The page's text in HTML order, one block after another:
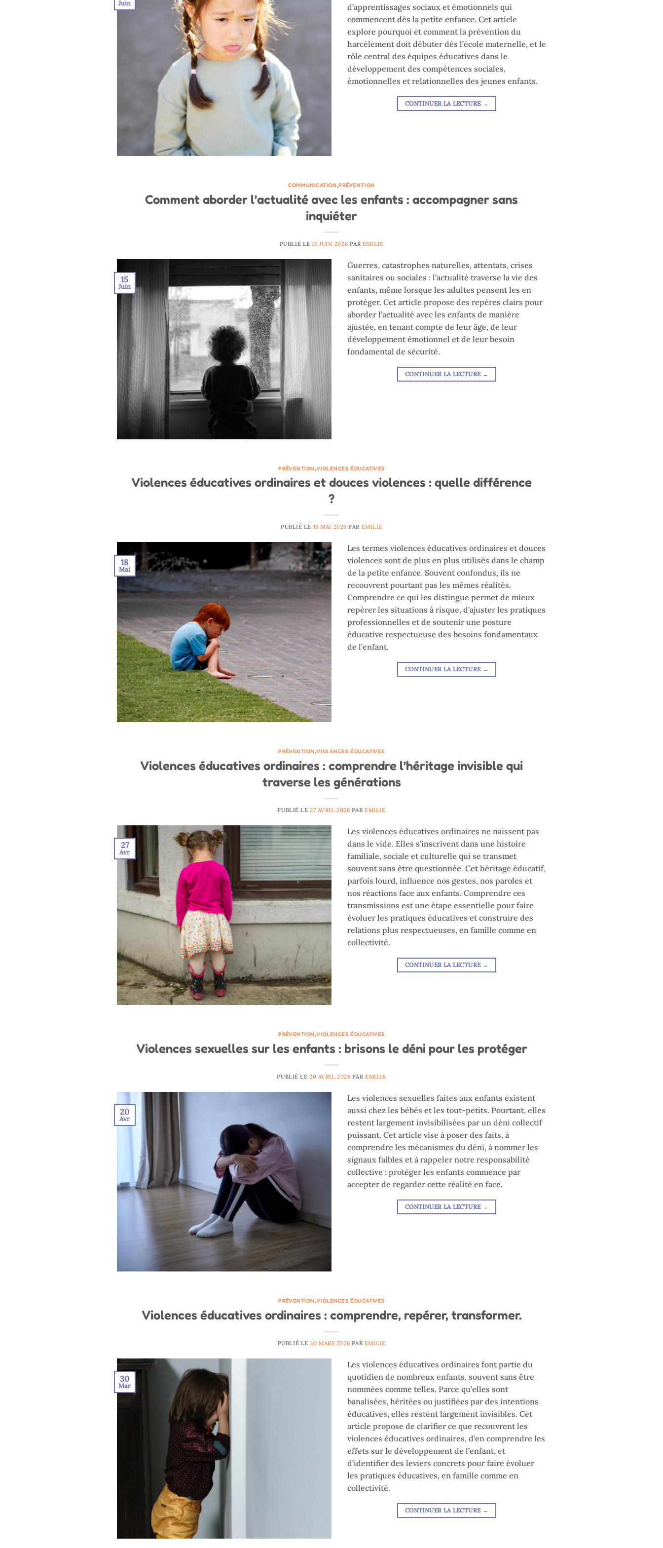
Juin
d’apprentissages sociaux et émotionnels qui
commencent dès la petite enfance. Cet article
explore pourquoi et comment la prévention du
harcèlement doit débuter dès l’école maternelle, et le
rôle central des équipes éducatives dans le
développement des compétences sociales,
émotionnelles et relationnelles des jeunes enfants.
CONTINUER LA LECTURE →
COMMUNICATION,PRÉVENTION
Comment aborder l’actualité avec les enfants : accompagner sans
inquiéter
PUBLIÉ LE15 JUIN 2026 PAR EMILIE
15
Juin
Guerres, catastrophes naturelles, attentats, crises
sanitaires ou sociales : l’actualité traverse la vie des
enfants, même lorsque les adultes pensent les en
protéger. Cet article propose des repères clairs pour
aborder l’actualité avec les enfants de manière
ajustée, en tenant compte de leur âge, de leur
développement émotionnel et de leur besoin
fondamental de sécurité.
CONTINUER LA LECTURE →
PRÉVENTION,VIOLENCES ÉDUCATIVES
Violences éducatives ordinaires et douces violences : quelle différence
?
PUBLIÉ LE 18 MAI 2026 PAR EMILIE
18
Mai
Les termes violences éducatives ordinaires et douces
violences sont de plus en plus utilisés dans le champ
de la petite enfance. Souvent confondus, ils ne
recouvrent pourtant pas les mêmes réalités.
Comprendre ce qui les distingue permet de mieux
repérer les situations à risque, d’ajuster les pratiques
professionnelles et de soutenir une posture
éducative respectueuse des besoins fondamentaux
de l’enfant.
CONTINUER LA LECTURE →
PRÉVENTION,VIOLENCES ÉDUCATIVES
Violences éducatives ordinaires : comprendre l’héritage invisible qui
traverse les générations
PUBLIÉ LE27 AVRIL 2026 PAREMILIE
27
Avr
Les violences éducatives ordinaires ne naissent pas
dans le vide. Elles s’inscrivent dans une histoire
familiale, sociale et culturelle qui se transmet
souvent sans être questionnée. Cet héritage éducatif,
parfois lourd, influence nos gestes, nos paroles et
nos réactions face aux enfants. Comprendre ces
transmissions est une étape essentielle pour faire
évoluer les pratiques éducatives et construire des
relations plus respectueuses, en famille comme en
collectivité.
CONTINUER LA LECTURE →
PRÉVENTION,VIOLENCES ÉDUCATIVES
Violences sexuelles sur les enfants : brisons le déni pour les protéger
PUBLIÉ LE20 AVRIL 2026 PAREMILIE
20
Avr
Les violences sexuelles faites aux enfants existent
aussi chez les bébés et les tout-petits. Pourtant, elles
restent largement invisibilisées par un déni collectif
puissant. Cet article vise à poser des faits, à
comprendre les mécanismes du déni, à nommer les
signaux faibles et à rappeler notre responsabilité
collective : protéger les enfants commence par
accepter de regarder cette réalité en face.
CONTINUER LA LECTURE →
PRÉVENTION,VIOLENCES ÉDUCATIVES
Violences éducatives ordinaires : comprendre, repérer, transformer.
PUBLIÉ LE30 MARS 2026 PAR EMILIE
30
Mar
Les violences éducatives ordinaires font partie du
quotidien de nombreux enfants, souvent sans être
nommées comme telles. Parce qu’elles sont
banalisées, héritées ou justifiées par des intentions
éducatives, elles restent largement invisibles. Cet
article propose de clarifier ce que recouvrent les
violences éducatives ordinaires, d’en comprendre les
effets sur le développement de l’enfant, et
d’identifier des leviers concrets pour faire évoluer
les pratiques éducatives, en famille comme en
collectivité.
CONTINUER LA LECTURE →